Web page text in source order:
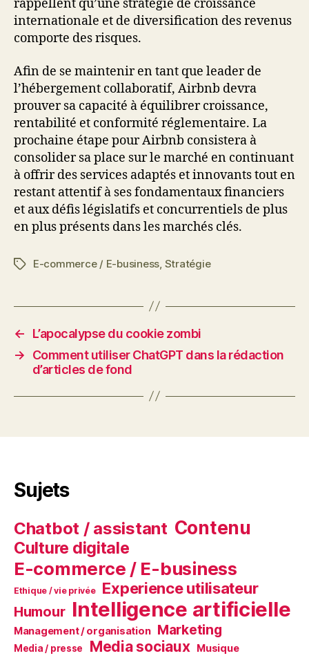
rappellent qu’une stratégie de croissance
internationale et de diversification des revenus
comporte des risques.
Afin de se maintenir en tant que leader de
l’hébergement collaboratif, Airbnb devra
prouver sa capacité à équilibrer croissance,
rentabilité et conformité réglementaire. La
prochaine étape pour Airbnb consistera à
consolider sa place sur le marché en continuant
à offrir des services adaptés et innovants tout en
restant attentif à ses fondamentaux financiers
et aux défis législatifs et concurrentiels de plus
en plus présents dans les marchés clés.
Étiquettes
E-commerce / E-business Stratégie
←
L’apocalypse du cookie zombi
→
Comment utiliser ChatGPT dans la rédaction
d’articles de fond
Sujets
Chatbot / assistant Contenu
Culture digitale
E-commerce / E-business
Ethique / vie privée Experience utilisateur
Humour Intelligence artificielle
Management / organisation Marketing
Media / presse Media sociaux Musique